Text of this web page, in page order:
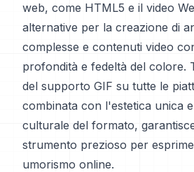
web, come HTML5 e il video
alternative per la creazione di
complesse e contenuti video
profondità e fedeltà del colore.
del supporto GIF su tutte le
combinata con l'estetica unica
culturale del formato,
strumento prezioso per
umorismo online.